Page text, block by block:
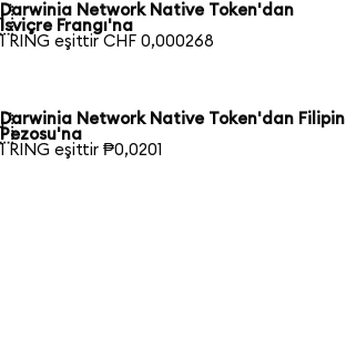
Darwinia Network Native Token'dan
İsviçre Frangı'na
1 RING eşittir CHF 0,000268
Darwinia Network Native Token'dan Filipin
Pezosu'na
1 RING eşittir ₱0,0201